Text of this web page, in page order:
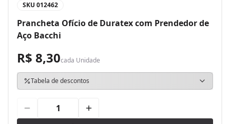
SKU 012462
Prancheta Ofício de Duratex com Prendedor de
Aço Bacchi
R$ 8,30cada Unidade
Tabela de descontos